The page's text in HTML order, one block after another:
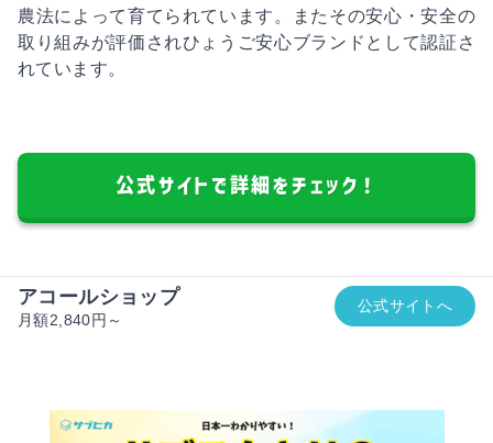
農法によって育てられています。またその安心・安全の
取り組みが評価されひょうご安心ブランドとして認証さ
れています。
公式サイトで詳細をチェック！
アコールショップ
月額2,840円～
公式サイトへ